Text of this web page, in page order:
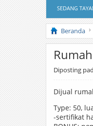
SEDANG
Beranda
Diposting
Dijual
Type: 50,
-sertifikat